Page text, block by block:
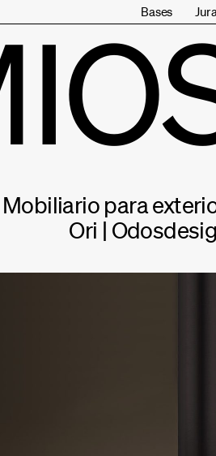
Bases
Mobiliario para
Ori |